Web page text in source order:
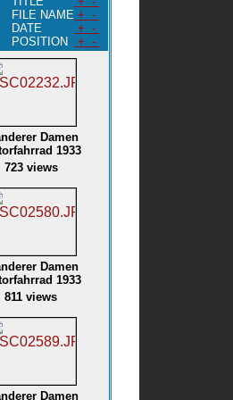
FILE NAME + -
DATE
+ -
POSITION
+ -
Damen
1933
723 views
Damen
1933
811 views
Damen